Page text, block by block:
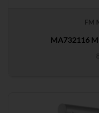
FM
MA732116